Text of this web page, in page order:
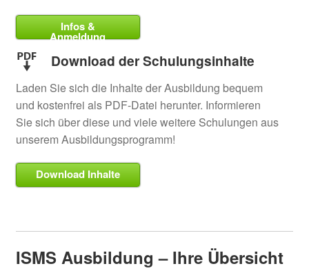
Infos &
Anmeldung
Download der Schulungsinhalte
Laden Sie sich die Inhalte der Ausbildung bequem
und kostenfrei als PDF-Datei herunter. Informieren
Sie sich über diese und viele weitere Schulungen aus
unserem Ausbildungsprogramm!
Download Inhalte
ISMS Ausbildung – Ihre Übersicht